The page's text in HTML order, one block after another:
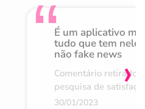
É um aplicativo
tudo que tem nele
não fake news
Comentário retirado
pesquisa de
30/01/2023
›